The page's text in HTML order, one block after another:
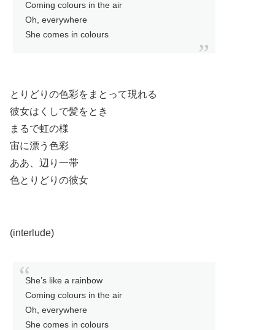
Coming colours in the air
Oh, everywhere
She comes in colours
とりどりの色彩をまとって現れる
彼女はくしで髪をとき
まるで虹の様
宙に漂う色彩
ああ、辺り一帯
色とりどりの彼女
(interlude)
She’s like a rainbow
Coming colours in the air
Oh, everywhere
She comes in colours